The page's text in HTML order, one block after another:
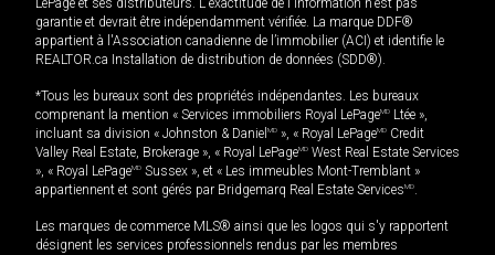
LePage et ses distributeurs. L'exactitude de l'information n'est pas
garantie et devrait être indépendamment vérifiée. La marque DDF®
appartient à l'Association canadienne de l’immobilier (ACI) et identifie le
REALTOR.ca Installation de distribution de données (SDD®).
*Tous les bureaux sont des propriétés indépendantes. Les bureaux
comprenant la mention « Services immobiliers Royal LePageMD Ltée »,
incluant sa division « Johnston & Daniel MD », « Royal LePageMD Credit
Valley Real Estate, Brokerage », « Royal LePageMD West Real Estate Services
», « Royal LePageMD Sussex », et « Les immeubles Mont-Tremblant »
appartiennent et sont gérés par Bridgemarq Real Estate ServicesMD.
Les marques de commerce MLS® ainsi que les logos qui s'y rapportent
désignent les services professionnels rendus par les membres